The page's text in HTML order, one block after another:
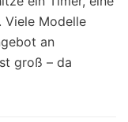
Viele Modelle
an
groß – da